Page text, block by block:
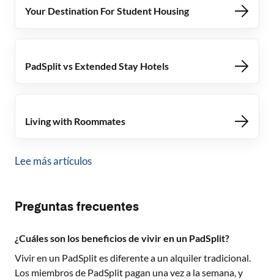
Your Destination For Student Housing
PadSplit vs Extended Stay Hotels
Living with Roommates
Lee más artículos
Preguntas frecuentes
¿Cuáles son los beneficios de vivir en un PadSplit?
Vivir en un PadSplit es diferente a un alquiler tradicional.
Los miembros de PadSplit pagan una vez a la semana, y